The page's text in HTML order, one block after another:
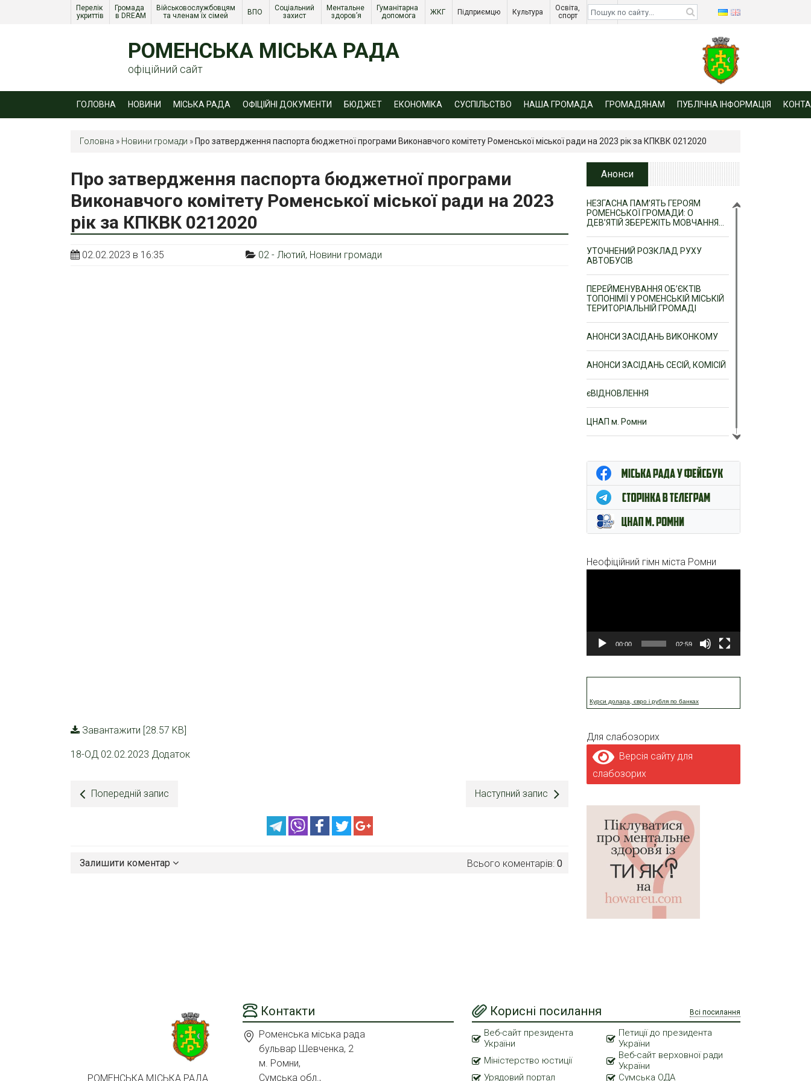
Перелік
укриттів
Громада
в DREAM
Військовослужбовцям
та членам їх сімей
ВПО
Соціальний
захист
Ментальне
здоров’я
Гуманітарна
допомога
ЖКГ Підприємцю Культура
Освіта,
спорт
Діти
війни
РОМЕНСЬКА МІСЬКА РАДА
офіційний сайт
ГОЛОВНА НОВИНИ МІСЬКА РАДА ОФІЦІЙНІ ДОКУМЕНТИ БЮДЖЕТ ЕКОНОМІКА СУСПІЛЬСТВО НАША ГРОМАДА ГРОМАДЯНАМ ПУБЛІЧНА ІНФОРМАЦІЯ
Головна » Новини громади » Про затвердження паспорта бюджетної програми Виконавчого комітету Роменської міської ради на 2023 рік за КПКВК 0212020
Про затвердження паспорта бюджетної програми
Виконавчого комітету Роменської міської ради на 2023
рік за КПКВК 0212020
02.02.2023 в 16:35 02 - Лютий, Новини громади
Завантажити [28.57 KB]
18-ОД 02.02.2023 Додаток
Попередній запис Наступний запис
Всього коментарів: 0
Залишити коментар
Анонси
НЕЗГАСНА ПАМ’ЯТЬ ГЕРОЯМ
РОМЕНСЬКОЇ ГРОМАДИ: О
ДЕВ’ЯТІЙ ЗБЕРЕЖІТЬ МОВЧАННЯ…
УТОЧНЕНИЙ РОЗКЛАД РУХУ
АВТОБУСІВ
ПЕРЕЙМЕНУВАННЯ ОБ’ЄКТІВ
ТОПОНІМІЇ У РОМЕНСЬКІЙ МІСЬКІЙ
ТЕРИТОРІАЛЬНІЙ ГРОМАДІ
АНОНСИ ЗАСІДАНЬ ВИКОНКОМУ
АНОНСИ ЗАСІДАНЬ СЕСІЙ, КОМІСІЙ
єВІДНОВЛЕННЯ
ЦНАП м. Ромни
Неофіційний гімн міста Ромни
00:00 02:59
Курси долара, євро і рубля по банках
Для слабозорих
Версія сайту для
слабозорих
РОМЕНСЬКА МІСЬКА РАДА
Контакти
Роменська міська рада
бульвар Шевченка, 2
м. Ромни,
Сумська обл.,
Корисні посилання Всі посилання
Веб-сайт президента
України
Петиції до президента
України
Міністерство юстиції
Веб-сайт верховної ради
України
Урядовий портал
Сумська ОДА